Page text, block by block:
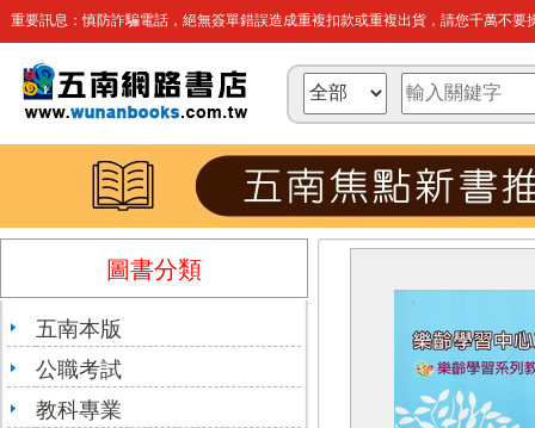
重要訊息：慎防詐騙電話，絕無簽單錯誤造成重複扣款或重複出貨，請您千萬不要
圖書分類
五南本版
公職考試
教科專業